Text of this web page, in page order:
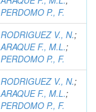
PERDOMO P., F.
RODRIGUEZ V., N.;
ARAQUE F., M.L.;
PERDOMO P., F.
RODRIGUEZ V., N.;
ARAQUE F., M.L.;
PERDOMO P., F.